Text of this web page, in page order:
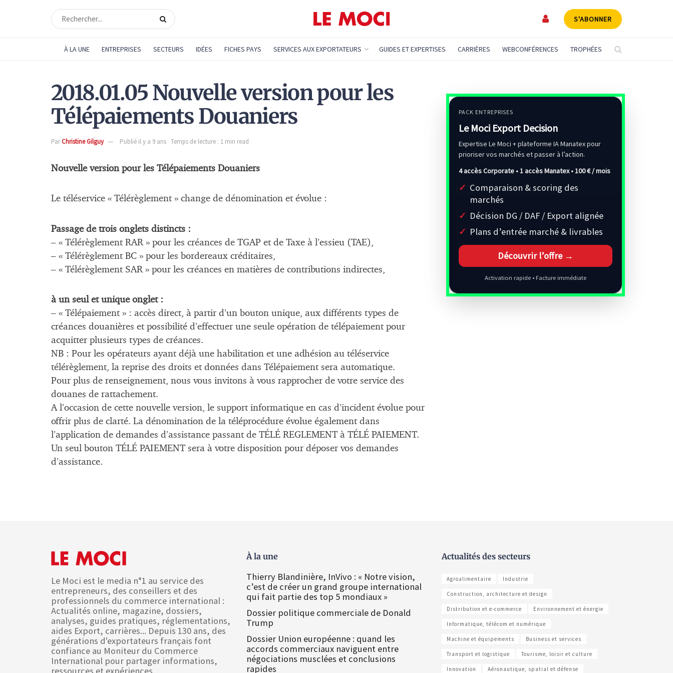
S'ABONNER
À LA UNE ENTREPRISES SECTEURS IDÉES FICHES PAYS SERVICES AUX EXPORTATEURS GUIDES ET EXPERTISES CARRIÈRES WEBCONFÉRENCES TROPHÉES
2018.01.05 Nouvelle version pour les
Télépaiements Douaniers
ParChristine Gilguy Publié il y a 9 ans Temps de lecture : 1 min read
Nouvelle version pour les Télépaiements Douaniers
Le téléservice « Télérèglement » change de dénomination et évolue :
Passage de trois onglets distincts :
– « Télérèglement RAR » pour les créances de TGAP et de Taxe à l’essieu (TAE),
– « Télérèglement BC » pour les bordereaux créditaires,
– « Télérèglement SAR » pour les créances en matières de contributions indirectes,
à un seul et unique onglet :
– « Télépaiement » : accès direct, à partir d’un bouton unique, aux différents types de
créances douanières et possibilité d’effectuer une seule opération de télépaiement pour
acquitter plusieurs types de créances.
NB : Pour les opérateurs ayant déjà une habilitation et une adhésion au téléservice
télérèglement, la reprise des droits et données dans Télépaiement sera automatique.
Pour plus de renseignement, nous vous invitons à vous rapprocher de votre service des
douanes de rattachement.
A l’occasion de cette nouvelle version, le support informatique en cas d’incident évolue pour
offrir plus de clarté. La dénomination de la téléprocédure évolue également dans
l’application de demandes d’assistance passant de TÉLÉ REGLEMENT à TÉLÉ PAIEMENT.
Un seul bouton TÉLÉ PAIEMENT sera à votre disposition pour déposer vos demandes
d’assistance.
PACK ENTREPRISES
Le Moci Export Decision
Expertise Le Moci + plateforme IA Manatex pour
prioriser vos marchés et passer à l’action.
4 accès Corporate • 1 accès Manatex •100 € / mois
Comparaison & scoring des
marchés
Décision DG / DAF / Export alignée
Plans d’entrée marché & livrables
Découvrir l’offre →
Activation rapide • Facture immédiate
Le Moci est le media n°1 au service des
entrepreneurs, des conseillers et des
professionnels du commerce international :
Actualités online, magazine, dossiers,
analyses, guides pratiques, réglementations,
aides Export, carrières... Depuis 130 ans, des
générations d'exportateurs français font
confiance au Moniteur du Commerce
International pour partager informations,
ressources et expériences.
À la une
Thierry Blandinière, InVivo : « Notre vision,
c’est de créer un grand groupe international
qui fait partie des top 5 mondiaux »
Dossier politique commerciale de Donald
Trump
Dossier Union européenne : quand les
accords commerciaux naviguent entre
négociations musclées et conclusions
rapides
Actualités des secteurs
Agroalimentaire Industrie
Construction, architecture et design
Distribution et e-commerce Environnement et énergie
Informatique, télécom et numérique
Machine et équipements Business et services
Transport et logistique Tourisme, loisir et culture
Innovation Aéronautique, spatial et défense